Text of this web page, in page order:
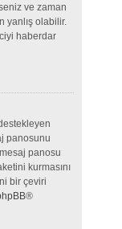
ve zaman
yanlış olabilir.
haberdar
panosunu
panosu
kurmasını
bir çeviri
®